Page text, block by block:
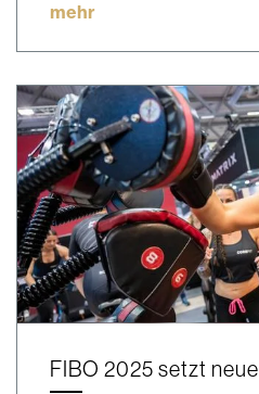
mehr
FIBO 2025 setzt